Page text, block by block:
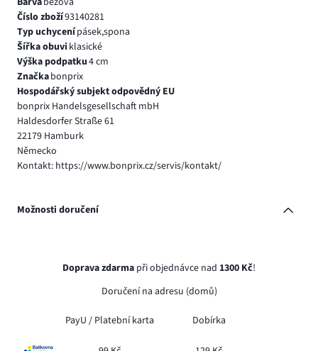
Číslo zboží93140281
Typ uchycenípásek,spona
Šířka obuvi klasické
Výška podpatku4 cm
Značkabonprix
Hospodářský subjekt odpovědný EU
bonprix Handelsgesellschaft mbH
Haldesdorfer Straße 61
22179 Hamburk
Německo
Kontakt: https://www.bonprix.cz/servis/kontakt/
Možnosti doručení
Doprava zdarma při objednávce nad 1300 Kč!
Doručení na adresu (domů)
PayU / Platební karta Dobírka